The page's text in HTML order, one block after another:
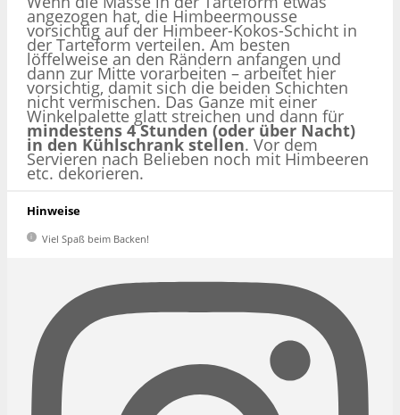
angezogen hat, die Himbeermousse
vorsichtig auf der Himbeer-Kokos-Schicht in
der Tarteform verteilen. Am besten
löffelweise an den Rändern anfangen und
dann zur Mitte vorarbeiten – arbeitet hier
vorsichtig, damit sich die beiden Schichten
nicht vermischen. Das Ganze mit einer
Winkelpalette glatt streichen und dann für
mindestens 4 Stunden (oder über Nacht)
in den Kühlschrank stellen. Vor dem
Servieren nach Belieben noch mit Himbeeren
etc. dekorieren.
Hinweise
Viel Spaß beim Backen!